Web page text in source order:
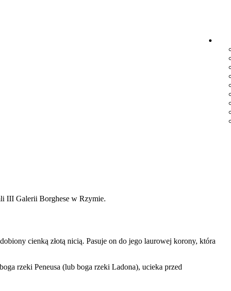
III Galerii Borghese w Rzymie.
cienką złotą nicią. Pasuje on do jego laurowej korony, która
rzeki Peneusa (lub boga rzeki Ladona), ucieka przed